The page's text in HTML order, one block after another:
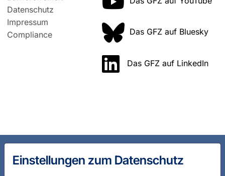
Datenschutz
Impressum
Compliance
Das GFZ auf Bluesky
Das GFZ auf LinkedIn
Einstellungen zum Datenschutz